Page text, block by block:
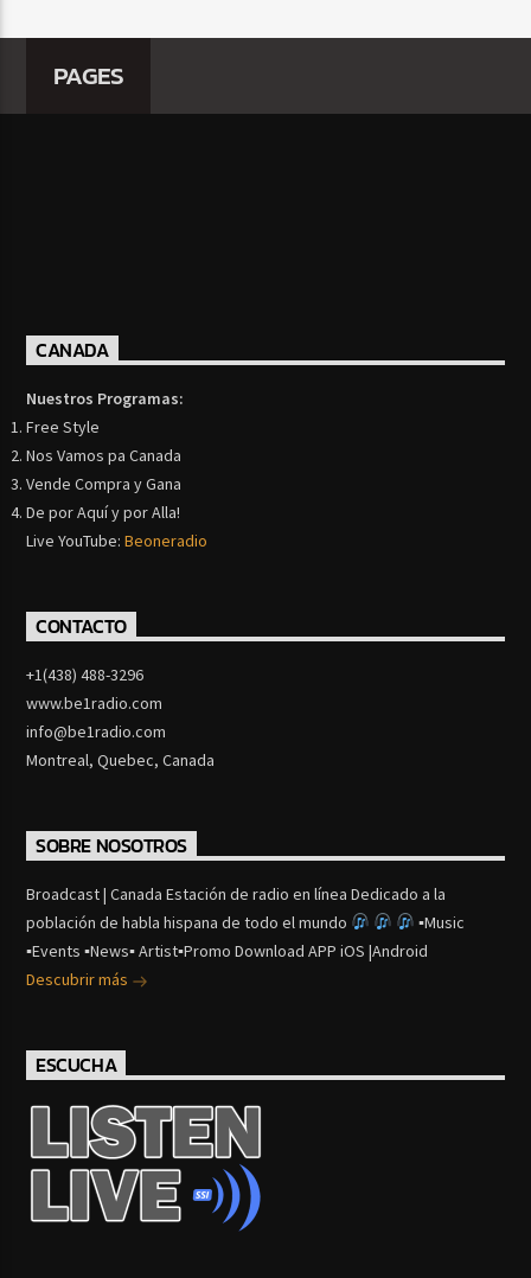
PAGES
CANADA
Nuestros Programas:
Free Style
Nos Vamos pa Canada
Vende Compra y Gana
De por Aquí y por Alla!
Live YouTube:Beoneradio
CONTACTO
+1(438) 488-3296
www.be1radio.com
info@be1radio.com
Montreal, Quebec, Canada
SOBRE NOSOTROS
Broadcast | Canada Estación de radio en línea Dedicado a la
población de habla hispana de todo el mundo
▪Music
▪Events ▪News▪ Artist▪Promo Download APP iOS |Android
Descubrir más
ESCUCHA